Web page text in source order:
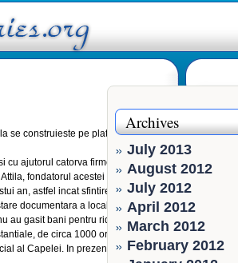
se construieste pe platoul dintre
ajutorul catorva firme care au
fondatorul acestei capele, spera
an, astfel incat sfintirea sa aibe loc
documentara a localitatii.
au gasit bani pentru ridicarea
de circa 1000 ori 500 de
al Capelei. In prezent se lucreaza
Archives
July 2013
August 2012
July 2012
April 2012
March 2012
February 2012